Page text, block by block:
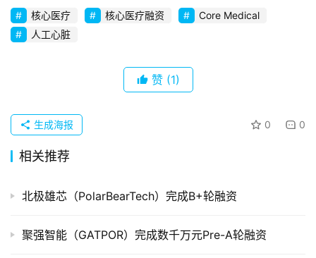
业
购
组
公
登录
投稿
核心医疗 核心医疗融资
Core Medical
人工心脏
赞 (1)
0 0
生成海报
相关推荐
北极雄芯（PolarBearTech）完成B+轮融资
聚强智能（GATPOR）完成数千万元Pre-A轮融资